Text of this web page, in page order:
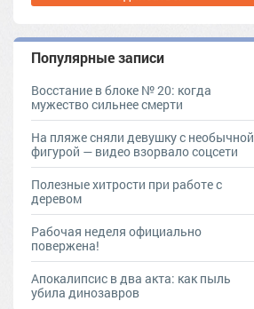
Популярные записи
Восстание в блоке № 20: когда
мужество сильнее смерти
На пляже сняли девушку с необычной
фигурой — видео взорвало соцсети
Полезные хитрости при работе с
деревом
Рабочая неделя официально
повержена!
Апокалипсис в два акта: как пыль
убила динозавров